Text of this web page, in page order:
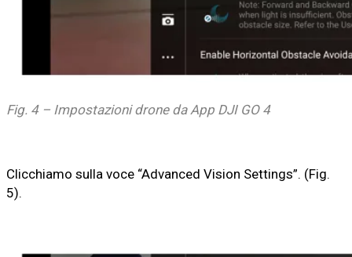
Fig. 4 – Impostazioni drone da App DJI GO 4
Clicchiamo sulla voce “Advanced Vision Settings”. (Fig.
5).